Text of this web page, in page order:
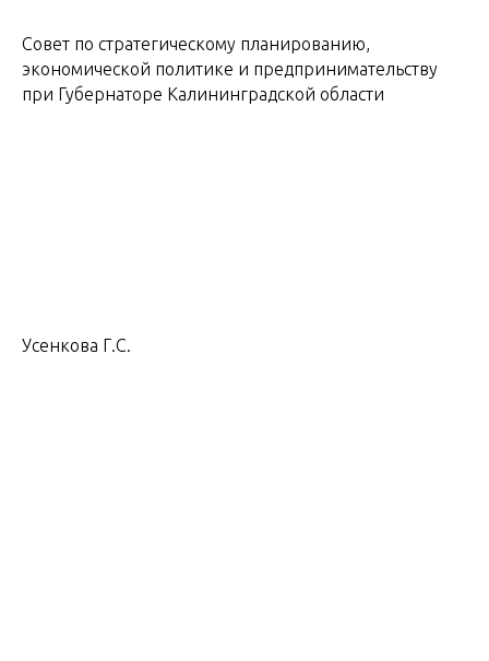
Совет по стратегическому планированию,
экономической политике и предпринимательству
при Губернаторе Калининградской области
Усенкова Г.С.